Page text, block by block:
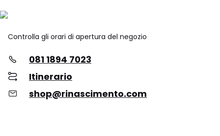
Controlla gli orari di apertura del negozio
081 1894 7023
Itinerario
shop@rinascimento.com